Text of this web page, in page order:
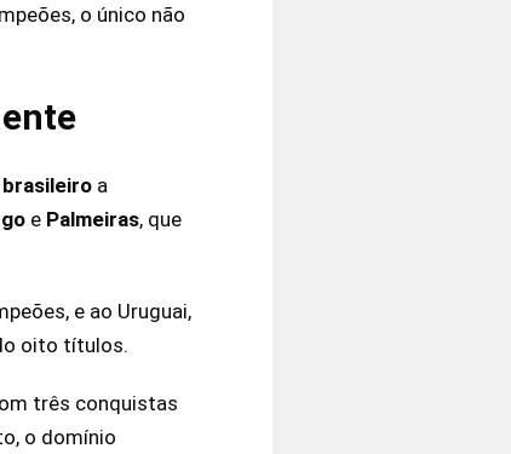
o único não
a
e Palmeiras, que
e ao Uruguai,
oito títulos.
três conquistas
o domínio